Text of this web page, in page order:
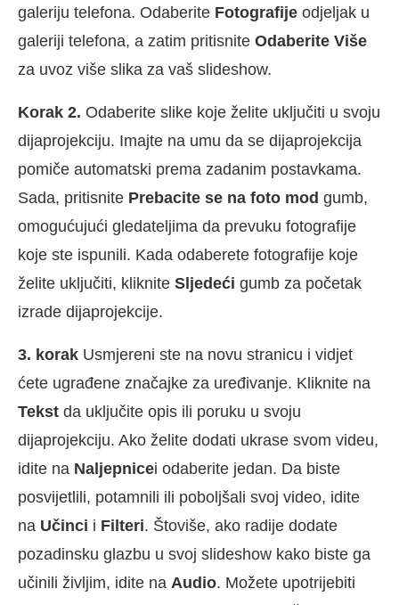
galeriju telefona. Odaberite Fotografije odjeljak u
galeriji telefona, a zatim pritisnite Odaberite Više
za uvoz više slika za vaš slideshow.
Korak 2. Odaberite slike koje želite uključiti u svoju
dijaprojekciju. Imajte na umu da se dijaprojekcija
pomiče automatski prema zadanim postavkama.
Sada, pritisnite Prebacite se na foto mod gumb,
omogućujući gledateljima da prevuku fotografije
koje ste ispunili. Kada odaberete fotografije koje
želite uključiti, kliknite Sljedeći gumb za početak
izrade dijaprojekcije.
3. korak Usmjereni ste na novu stranicu i vidjet
ćete ugrađene značajke za uređivanje. Kliknite na
Tekst da uključite opis ili poruku u svoju
dijaprojekciju. Ako želite dodati ukrase svom videu,
idite na Naljepnicei odaberite jedan. Da biste
posvijetlili, potamnili ili poboljšali svoj video, idite
na Učinci i Filteri. Štoviše, ako radije dodate
pozadinsku glazbu u svoj slideshow kako biste ga
učinili življim, idite na Audio. Možete upotrijebiti